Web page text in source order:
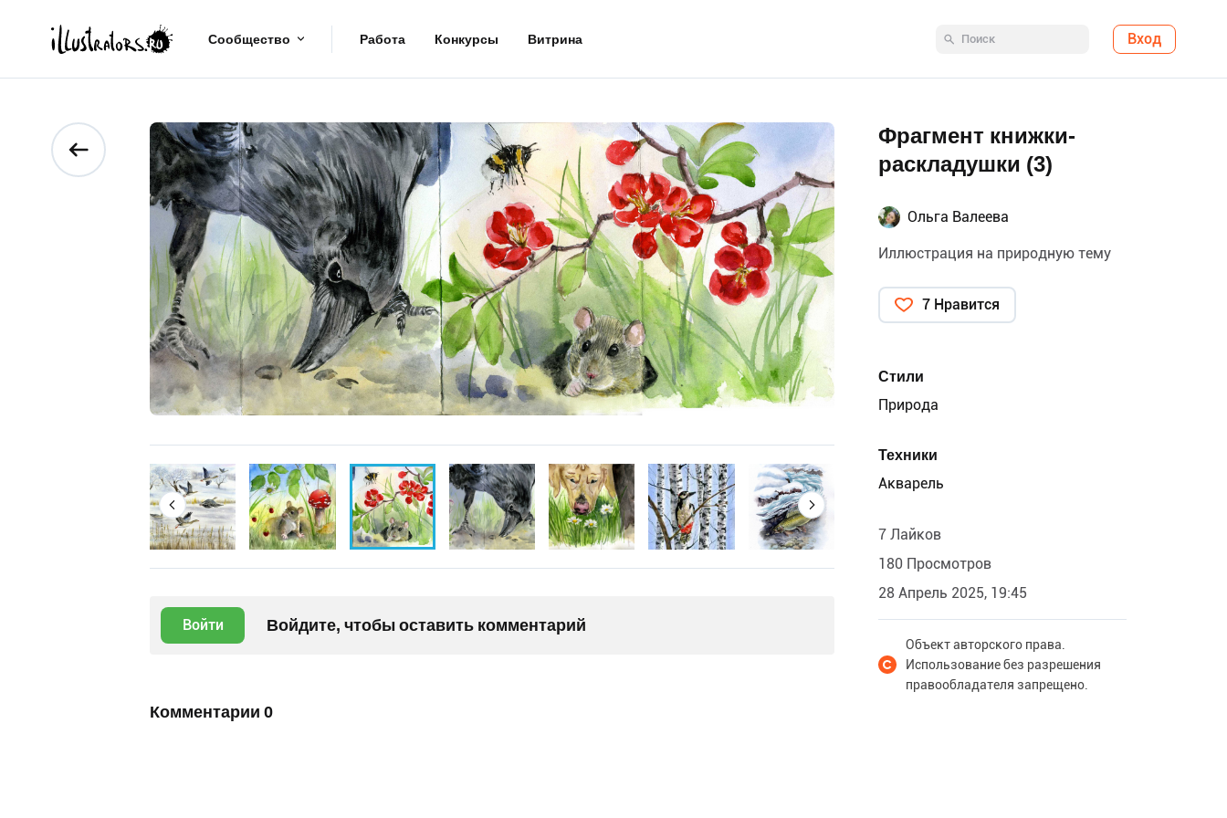
Сообщество Работа Конкурсы Витрина Вход
Войти Войдите, чтобы оставить комментарий
Комментарии 0
Фрагмент книжки-
раскладушки (3)
Ольга Валеева
Иллюстрация на природную тему
7 Нравится
Стили
Природа
Техники
Акварель
7 Лайков
180 Просмотров
28 Апрель 2025, 19:45
Объект авторского права.
Использование без разрешения
правообладателя запрещено.